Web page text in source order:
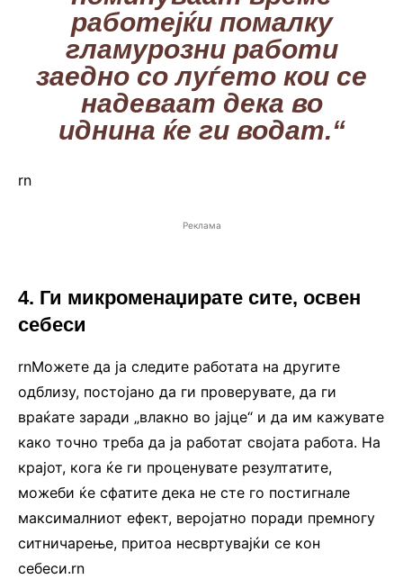
работејќи помалку
гламурозни работи
заедно со луѓето кои се
надеваат дека во
иднина ќе ги водат.“
rn
Реклама
4. Ги микроменаџирате сите, освен
себеси
rnМожете да ја следите работата на другите
одблизу, постојано да ги проверувате, да ги
враќате заради „влакно во јајце“ и да им кажувате
како точно треба да ја работат својата работа. На
крајот, кога ќе ги проценувате резултатите,
можеби ќе сфатите дека не сте го постигнале
максималниот ефект, веројатно поради премногу
ситничарење, притоа несвртувајќи се кон
себеси.rn